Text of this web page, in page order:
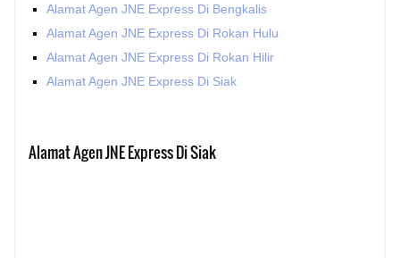
Alamat Agen JNE Express Di Bengkalis
Alamat Agen JNE Express Di Rokan Hulu
Alamat Agen JNE Express Di Rokan Hilir
Alamat Agen JNE Express Di Siak
Alamat Agen JNE Express Di Siak